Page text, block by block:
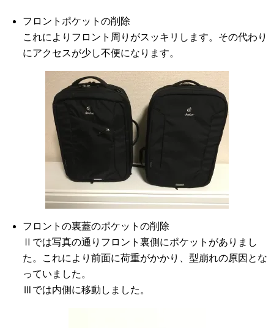
フロントポケットの削除
これによりフロント周りがスッキリします。その代わり
にアクセスが少し不便になります。
フロントの裏蓋のポケットの削除
Ⅱでは写真の通りフロント裏側にポケットがありまし
た。これにより前面に荷重がかかり、型崩れの原因とな
っていました。
Ⅲでは内側に移動しました。